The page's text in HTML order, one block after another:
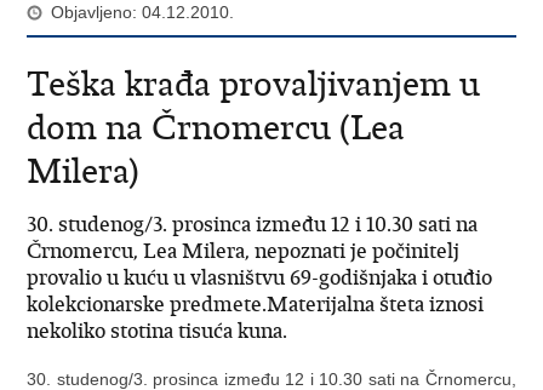
Objavljeno: 04.12.2010.
Teška krađa provaljivanjem u
dom na Črnomercu (Lea
Milera)
30. studenog/3. prosinca između 12 i 10.30 sati na
Črnomercu, Lea Milera, nepoznati je počinitelj
provalio u kuću u vlasništvu 69-godišnjaka i otuđio
kolekcionarske predmete.Materijalna šteta iznosi
nekoliko stotina tisuća kuna.
30. studenog/3. prosinca između 12 i 10.30 sati na Črnomercu,